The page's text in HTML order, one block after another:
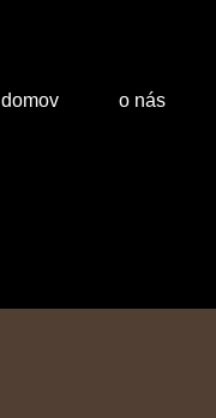
domov o nás